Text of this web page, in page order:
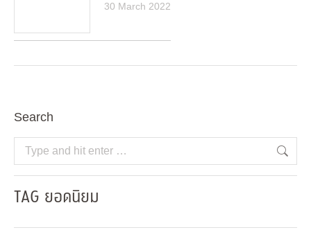
30 March 2022
Search
Search:
TAG ยอดนิยม